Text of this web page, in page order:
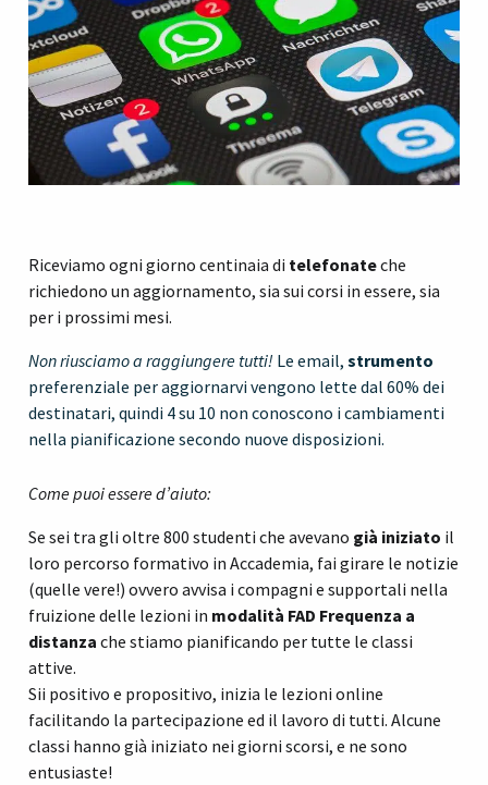
Riceviamo ogni giorno centinaia di telefonateche
richiedono un aggiornamento, sia sui corsi in essere, sia
per i prossimi mesi.
Non riusciamo a raggiungere tutti! Le email, strumento
preferenziale per aggiornarvi vengono lette dal 60% dei
destinatari, quindi 4 su 10 non conoscono i cambiamenti
nella pianificazione secondo nuove disposizioni.
Come puoi essere d’aiuto:
Se sei tra gli oltre 800 studenti che avevano già iniziato il
loro percorso formativo in Accademia, fai girare le notizie
(quelle vere!) ovvero avvisa i compagni e supportali nella
fruizione delle lezioni in modalità FAD Frequenza a
distanza che stiamo pianificando per tutte le classi
attive.
Sii positivo e propositivo, inizia le lezioni online
facilitando la partecipazione ed il lavoro di tutti. Alcune
classi hanno già iniziato nei giorni scorsi, e ne sono
entusiaste!